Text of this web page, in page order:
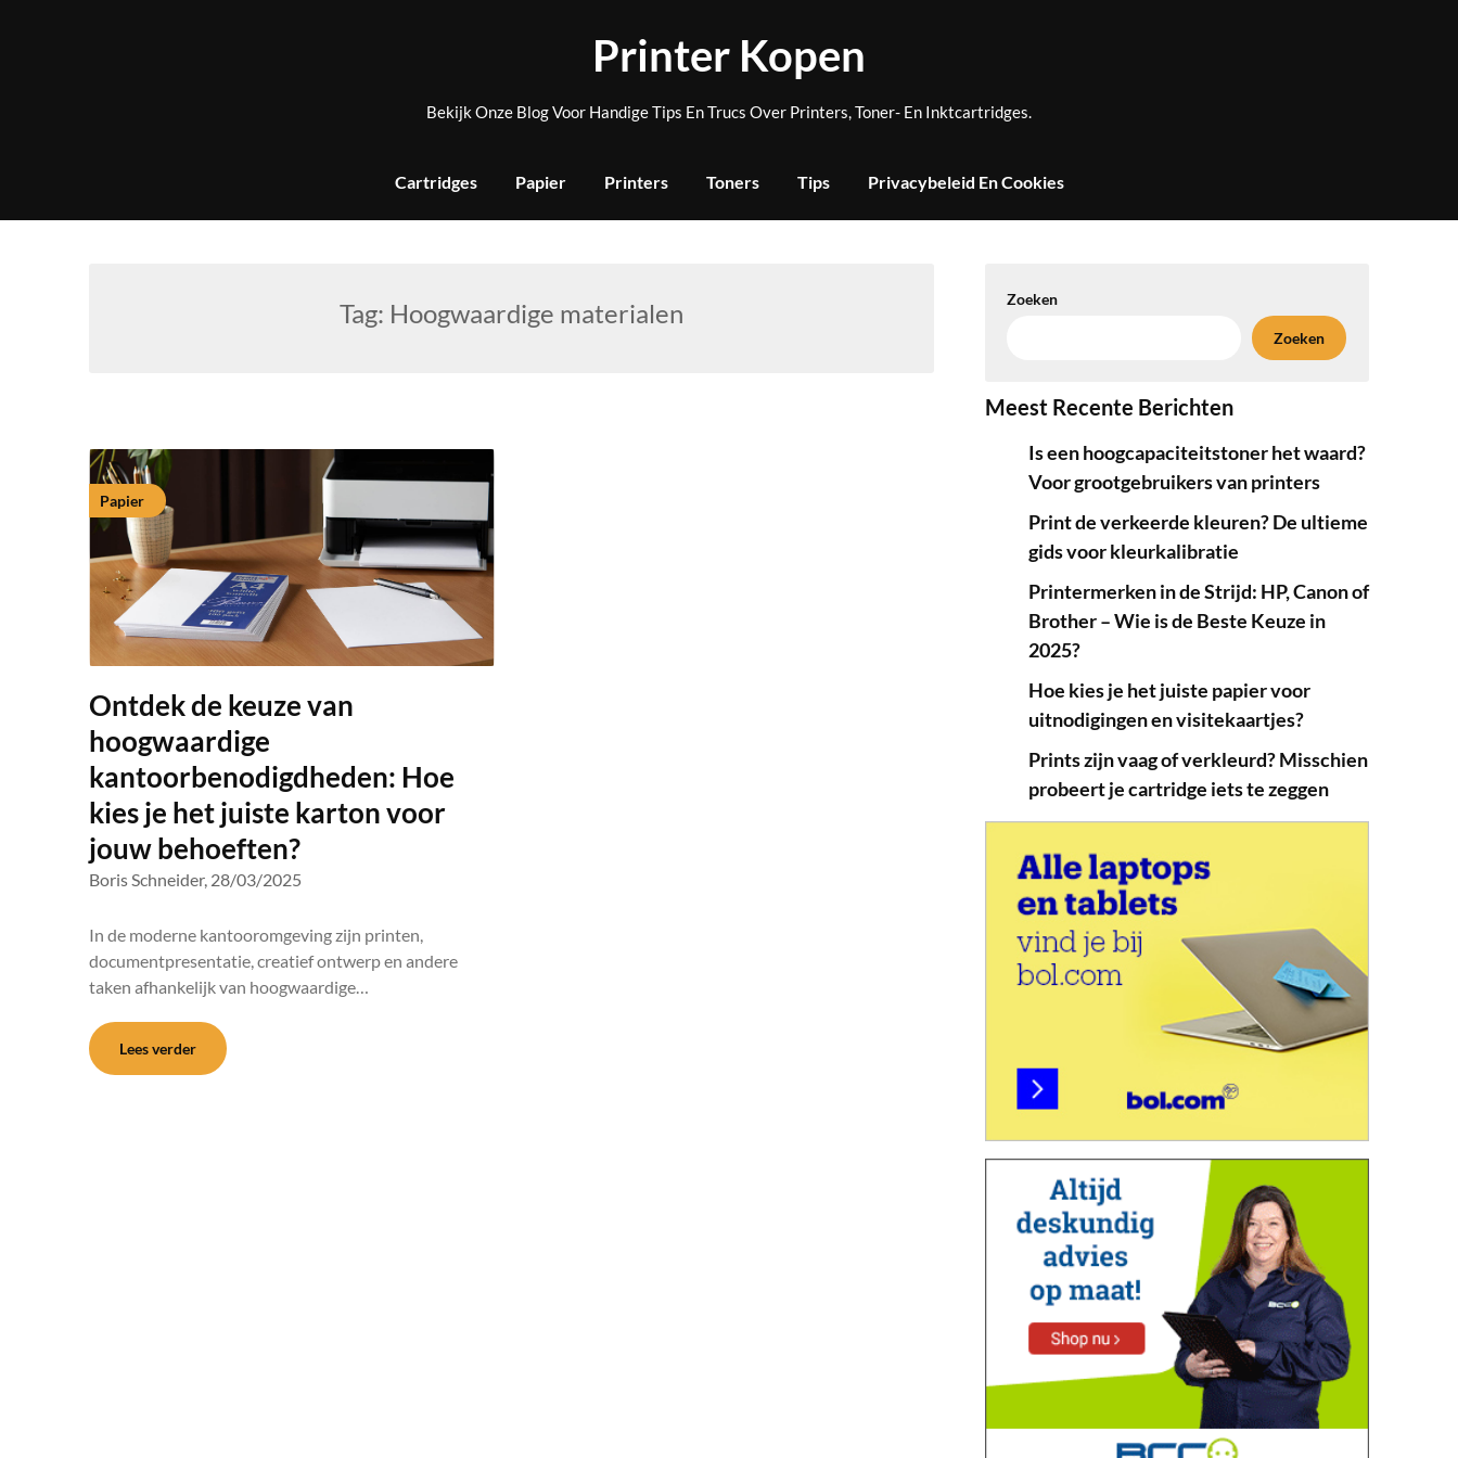
Printer Kopen
Bekijk Onze Blog Voor Handige Tips En Trucs Over Printers, Toner- En Inktcartridges.
Cartridges Papier Printers Toners Tips Privacybeleid En Cookies
Tag: Hoogwaardige materialen
Papier
Ontdek de keuze van
hoogwaardige
kantoorbenodigdheden: Hoe
kies je het juiste karton voor
jouw behoeften?
Boris Schneider, 28/03/2025
In de moderne kantooromgeving zijn printen,
documentpresentatie, creatief ontwerp en andere
taken afhankelijk van hoogwaardige…
Lees verder
Zoeken
Zoeken
Meest Recente Berichten
Is een hoogcapaciteitstoner het waard?
Voor grootgebruikers van printers
Print de verkeerde kleuren? De ultieme
gids voor kleurkalibratie
Printermerken in de Strijd: HP, Canon of
Brother – Wie is de Beste Keuze in
2025?
Hoe kies je het juiste papier voor
uitnodigingen en visitekaartjes?
Prints zijn vaag of verkleurd? Misschien
probeert je cartridge iets te zeggen